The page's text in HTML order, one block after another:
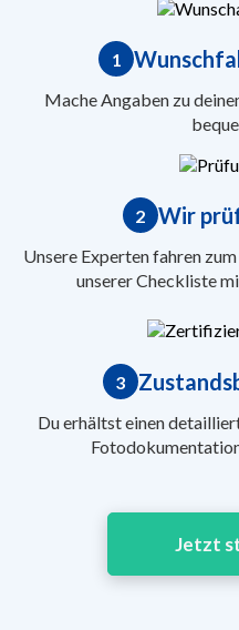
1
Mache Angaben zu
2 Wir
Unsere Experten fahren
unserer Checkliste
3
Du erhältst einen
Jetzt